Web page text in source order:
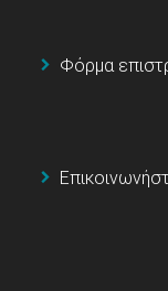
Φόρμα